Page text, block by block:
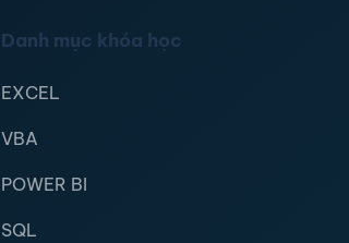
Danh mục khóa học
EXCEL
VBA
POWER BI
SQL